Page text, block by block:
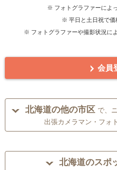
※ フォトグラファーによ
※ 平日と土日祝で価
※ フォトグラファーや撮影状況に
会員
北海道の他の市区 で、
出張カメラマン・フォ
北海道のスポ